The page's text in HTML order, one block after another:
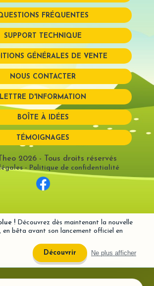
Mémoriser
Mot de passe perdu?
FRÉQUENTES
SUPPORT TECHNIQUE
GÉNÉRALES DE VENTE
NOUS CONTACTER
LETTRE D'INFORMATION
BOÎTE À IDÉES
TÉMOIGNAGES
2026 - Tous droits réservés
-Politique de confidentialité
! Découvrez dès maintenant la nouvelle
en bêta avant son lancement officiel en
Découvrir
Ne plus afficher